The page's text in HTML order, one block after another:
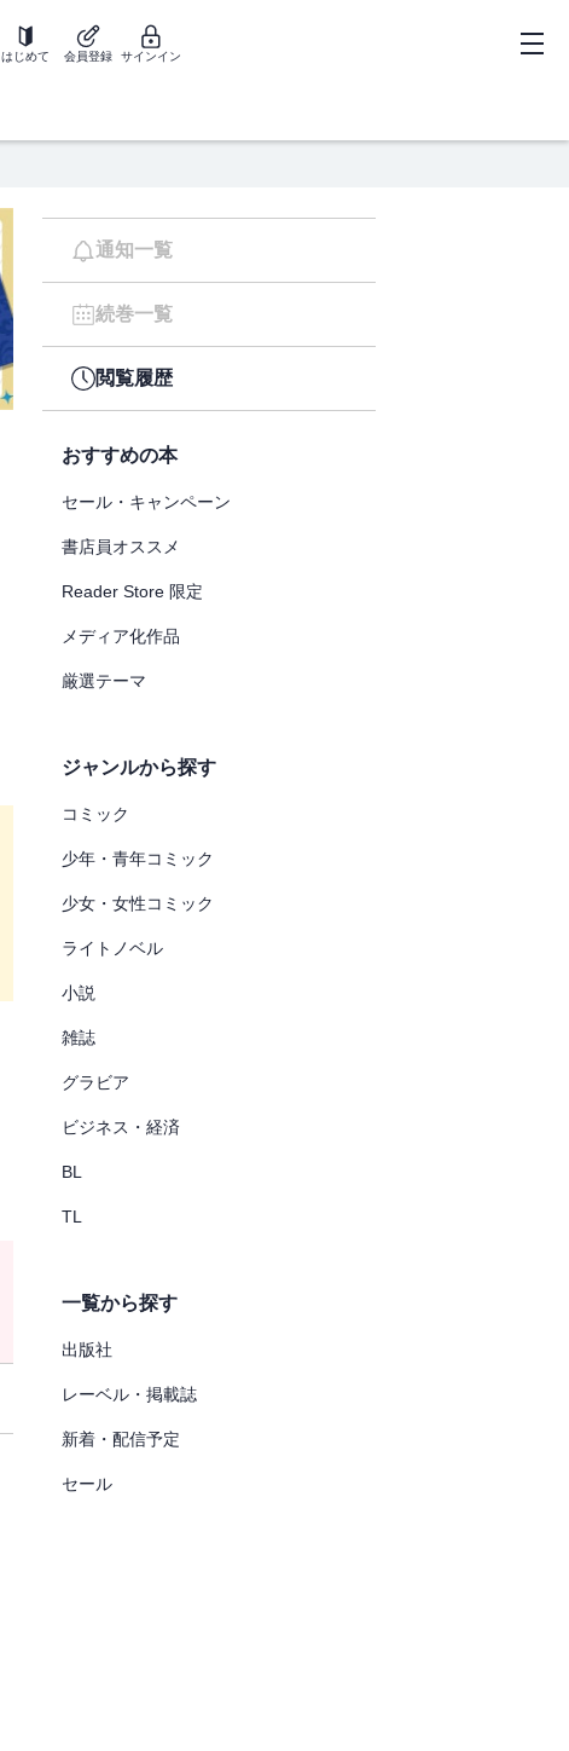
はじめて 会員登録 サインイン
通知一覧
続巻一覧
閲覧履歴
おすすめの本
セール・キャンペーン
書店員オススメ
Reader Store 限定
メディア化作品
厳選テーマ
ジャンルから探す
コミック
少年・青年コミック
少女・女性コミック
ライトノベル
小説
雑誌
グラビア
ビジネス・経済
BL
TL
一覧から探す
出版社
レーベル・掲載誌
新着・配信予定
セール